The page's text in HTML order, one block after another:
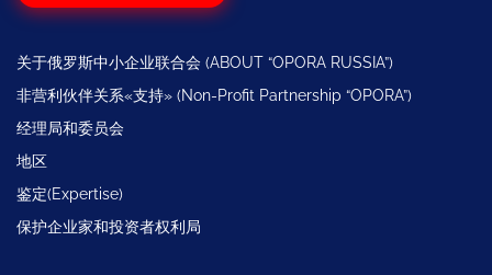
关于俄罗斯中小企业联合会 (ABOUT “OPORA RUSSIA”)
非营利伙伴关系«支持» (Non-Profit Partnership “OPORA”)
经理局和委员会
地区
鉴定(Expertise)
保护企业家和投资者权利局